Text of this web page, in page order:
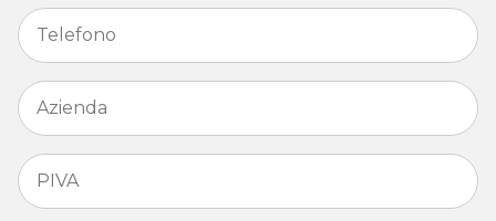
Telefono
Azienda
PIVA